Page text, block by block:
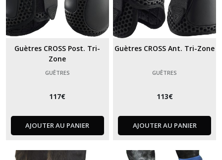
Guètres CROSS Post. Tri-
Zone
GUÊTRES
117€
AJOUTER AU PANIER
Guètres CROSS Ant. Tri-Zone
GUÊTRES
113€
AJOUTER AU PANIER